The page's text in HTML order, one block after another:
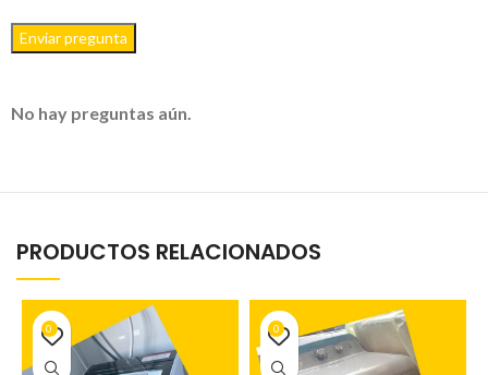
Enviar pregunta
No hay preguntas aún.
PRODUCTOS RELACIONADOS
0 0